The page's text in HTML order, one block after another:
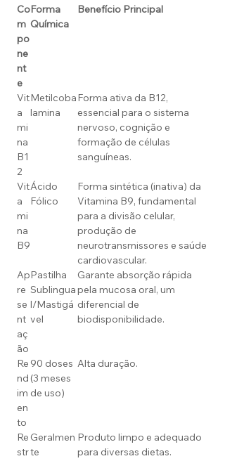
Co
m
po
ne
nt
e
Forma
Química
Benefício Principal
Vit
a
mi
na
B1
2
Metilcoba
lamina
Forma ativa da B12,
essencial para o sistema
nervoso, cognição e
formação de células
sanguíneas.
Vit
a
mi
na
B9
Ácido
Fólico
Forma sintética (inativa) da
Vitamina B9, fundamental
para a divisão celular,
produção de
neurotransmissores e saúde
cardiovascular.
Ap
re
se
nt
aç
ão
Pastilha
Sublingua
l/Mastigá
vel
Garante absorção rápida
pela mucosa oral, um
diferencial de
biodisponibilidade.
Re
nd
im
en
to
90 doses
(3 meses
de uso)
Alta duração.
Re
str
Geralmen
te
Produto limpo e adequado
para diversas dietas.